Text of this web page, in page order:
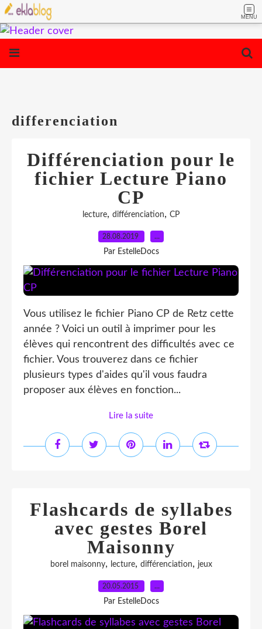
MENU
differenciation
Différenciation pour le
fichier Lecture Piano
CP
lecture, différenciation, CP
28.08.2019 …
Par EstelleDocs
Vous utilisez le fichier Piano CP de Retz cette
année ? Voici un outil à imprimer pour les
élèves qui rencontrent des difficultés avec ce
fichier. Vous trouverez dans ce fichier
plusieurs types d'aides qu'il vous faudra
proposer aux élèves en fonction...
Lire la suite
Flashcards de syllabes
avec gestes Borel
Maisonny
borel maisonny, lecture, différenciation, jeux
20.05.2015 …
Par EstelleDocs